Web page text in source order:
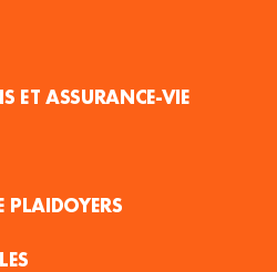
ET ASSURANCE-VIE
PLAIDOYERS